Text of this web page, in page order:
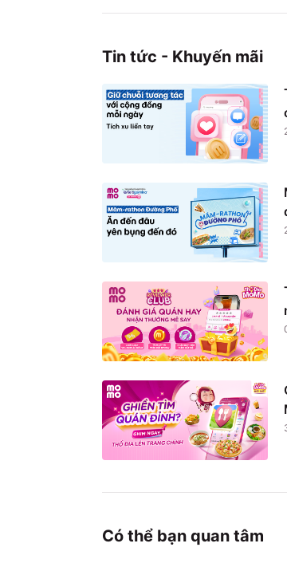
Tin tức - Khuyến mãi
Có thể bạn quan tâm